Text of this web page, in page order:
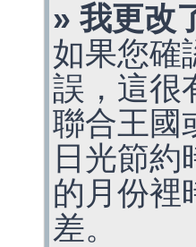
» 我更改
如果您確
誤，這很
聯合王國
日光節
的月份裡
差。